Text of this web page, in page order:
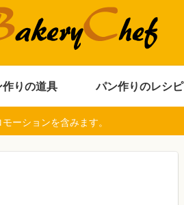
りの道具 パン作りのレシピ
ーションを含みます。